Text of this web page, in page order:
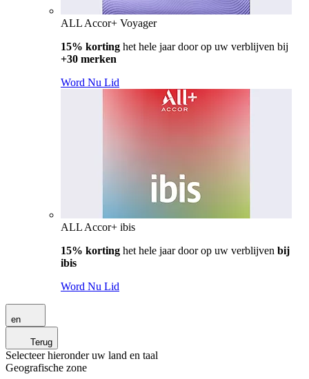
ALL Accor+ Voyager
15% korting het hele jaar door op uw verblijven bij
+30 merken
Word Nu Lid
ALL Accor+ ibis
15% korting het hele jaar door op uw verblijven bij
ibis
Word Nu Lid
en
Terug
Selecteer hieronder uw land en taal
Geografische zone